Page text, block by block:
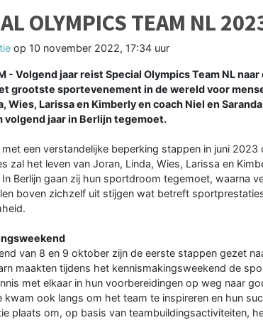
OLYMPICS TEAM NL
op 10 november 2022, 17:34 uur
- Volgend jaar reist Special Olympics Team NL
grootste sportevenement in de wereld voor
Wies, Larissa en Kimberly en coach Niel en
volgend jaar in Berlijn tegemoet.
een verstandelijke beperking stappen in juni 2023
zal het leven van Joran, Linda, Wies, Larissa en
Berlijn gaan zij hun sportdroom tegemoet, waarna
boven zichzelf uit stijgen wat betreft
van 8 en 9 oktober zijn de eerste stappen gezet
maakten tijdens het kennismakingsweekend de
met elkaar in hun voorbereidingen op weg naar
kwam ook langs om het team te inspireren en hun
plaats om, op basis van teambuildingsactiviteiten,